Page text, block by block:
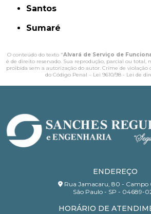
Santos
Sumaré
O conteúdo do texto "Alvará de Serviço de
é de direito reservado. Sua reprodução, parcial ou total,
proibida sem a autorização do autor. Crime de violação
do Código Penal – Lei 9610/98 - Lei de
ENDEREÇO
Rua Jamacaru, 80 - Campo
São Paulo - SP - 04689-
HORÁRIO DE